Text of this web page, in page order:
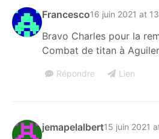
Francesco16 juin 2021 at
Bravo Charles pour la
Combat de titan à
Répondre Lien
jemapelalbert15 juin 2021